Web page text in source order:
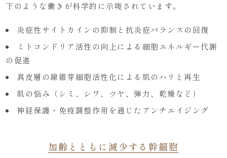
下のような働きが科学的に示唆されています。
炎症性サイトカインの抑制と抗炎症バランスの回復
ミトコンドリア活性の向上による細胞エネルギー代謝
の促進
真皮層の線維芽細胞活性化による肌のハリと再生
肌の悩み（シミ、シワ、ツヤ、弾力、乾燥など）
神経保護・免疫調整作用を通じたアンチエイジング
加齢とともに減少する幹細胞